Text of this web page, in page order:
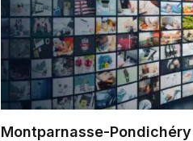
Montparnasse-Pondichéry